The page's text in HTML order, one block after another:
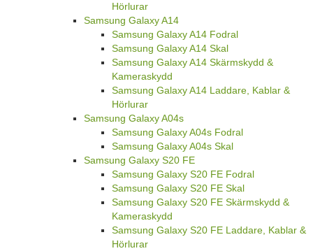
Hörlurar
Samsung Galaxy A14
Samsung Galaxy A14 Fodral
Samsung Galaxy A14 Skal
Samsung Galaxy A14 Skärmskydd &
Kameraskydd
Samsung Galaxy A14 Laddare, Kablar &
Hörlurar
Samsung Galaxy A04s
Samsung Galaxy A04s Fodral
Samsung Galaxy A04s Skal
Samsung Galaxy S20 FE
Samsung Galaxy S20 FE Fodral
Samsung Galaxy S20 FE Skal
Samsung Galaxy S20 FE Skärmskydd &
Kameraskydd
Samsung Galaxy S20 FE Laddare, Kablar &
Hörlurar